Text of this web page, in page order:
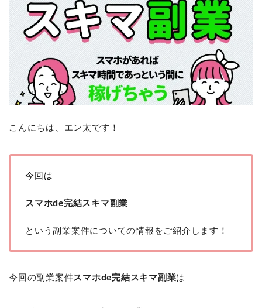
こんにちは、エン太です！
今回は
スマホde完結スキマ副業
という副業案件についての情報をご紹介します！
今回の副業案件スマホde完結スキマ副業は